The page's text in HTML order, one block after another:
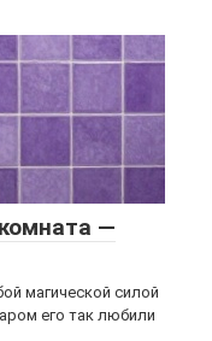
—
магической силой
его так любили